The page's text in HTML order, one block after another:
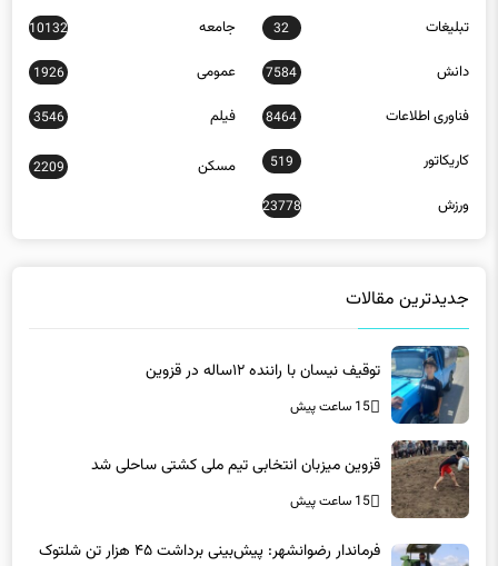
تبلیغات 32 جامعه 10132
دانش 7584 عمومی 1926
فناوری اطلاعات 8464 فیلم 3546
کاریکاتور 519 مسکن 2209
ورزش 23778
جدیدترین مقالات
توقیف نیسان با راننده ۱۲ساله در قزوین
15 ساعت پیش
قزوین میزبان انتخابی تیم ملی کشتی ساحلی شد
15 ساعت پیش
فرماندار رضوانشهر: پیش‌بینی برداشت ۴۵ هزار تن شلتوک